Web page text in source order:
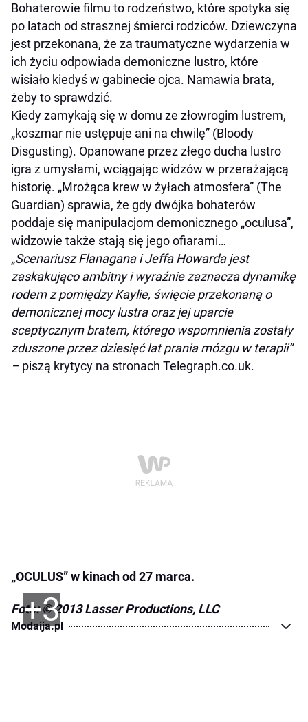
Bohaterowie filmu to rodzeństwo, które spotyka się
po latach od strasznej śmierci rodziców. Dziewczyna
jest przekonana, że za traumatyczne wydarzenia w
ich życiu odpowiada demoniczne lustro, które
wisiało kiedyś w gabinecie ojca. Namawia brata,
żeby to sprawdzić.
Kiedy zamykają się w domu ze złowrogim lustrem,
„koszmar nie ustępuje ani na chwilę” (Bloody
Disgusting). Opanowane przez złego ducha lustro
igra z umysłami, wciągając widzów w przerażającą
historię. „Mrożąca krew w żyłach atmosfera” (The
Guardian) sprawia, że gdy dwójka bohaterów
poddaje się manipulacjom demonicznego „oculusa”,
widzowie także stają się jego ofiarami…
„Scenariusz Flanagana i Jeffa Howarda jest
zaskakująco ambitny i wyraźnie zaznacza dynamikę
rodem z pomiędzy Kaylie, święcie przekonaną o
demonicznej mocy lustra oraz jej uparcie
sceptycznym bratem, którego wspomnienia zostały
zduszone przez dziesięć lat prania mózgu w terapii”
– piszą krytycy na stronach Telegraph.co.uk.
„OCULUS” w kinach od 27 marca.
+3
Foto: © 2013 Lasser Productions, LLC
Modaija.pl